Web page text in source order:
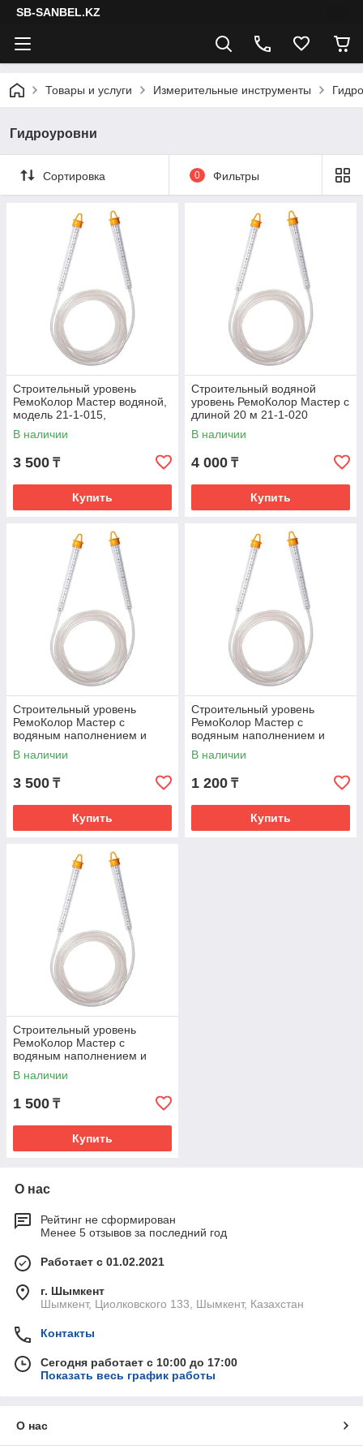
SB-SANBEL.KZ
Товары и услуги Измерительные инструменты
Гидроуровни
Сортировка 0 Фильтры
Строительный уровень
РемоКолор Мастер водяной,
модель 21-1-015,
В наличии
3 500 ₸
Купить
Строительный водяной
уровень РемоКолор Мастер с
длиной 20 м 21-1-020
В наличии
4 000 ₸
Купить
Строительный уровень
РемоКолор Мастер с
водяным наполнением и
длиной 25 м 21-1-025
В наличии
3 500 ₸
Купить
Строительный уровень
РемоКолор Мастер с
водяным наполнением и
длиной 5 м 21-1-005
В наличии
1 200 ₸
Купить
Строительный уровень
РемоКолор Мастер с
водяным наполнением и
длиной 7 м 21-1-007
В наличии
1 500 ₸
Купить
О нас
Рейтинг не сформирован
Менее 5 отзывов за последний год
Работает с 01.02.2021
г. Шымкент
Шымкент, Циолковского 133, Шымкент, Казахстан
Контакты
Сегодня работает с 10:00 до 17:00
Показать весь график работы
О нас